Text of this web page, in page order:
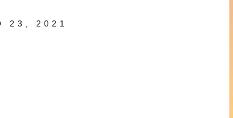
23, 2021